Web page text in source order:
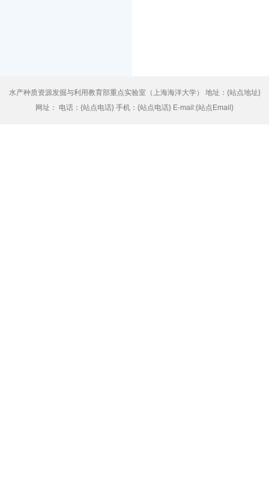
水产种质资源发掘与利用教育部重点实验室（上海海洋大学） 地址：{站点地址}
网址： 电话：{站点电话} 手机：{站点电话} E-mail:{站点Email}